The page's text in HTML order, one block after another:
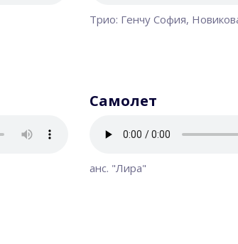
Трио: Генчу София,
Самолет
анс. "Лира"